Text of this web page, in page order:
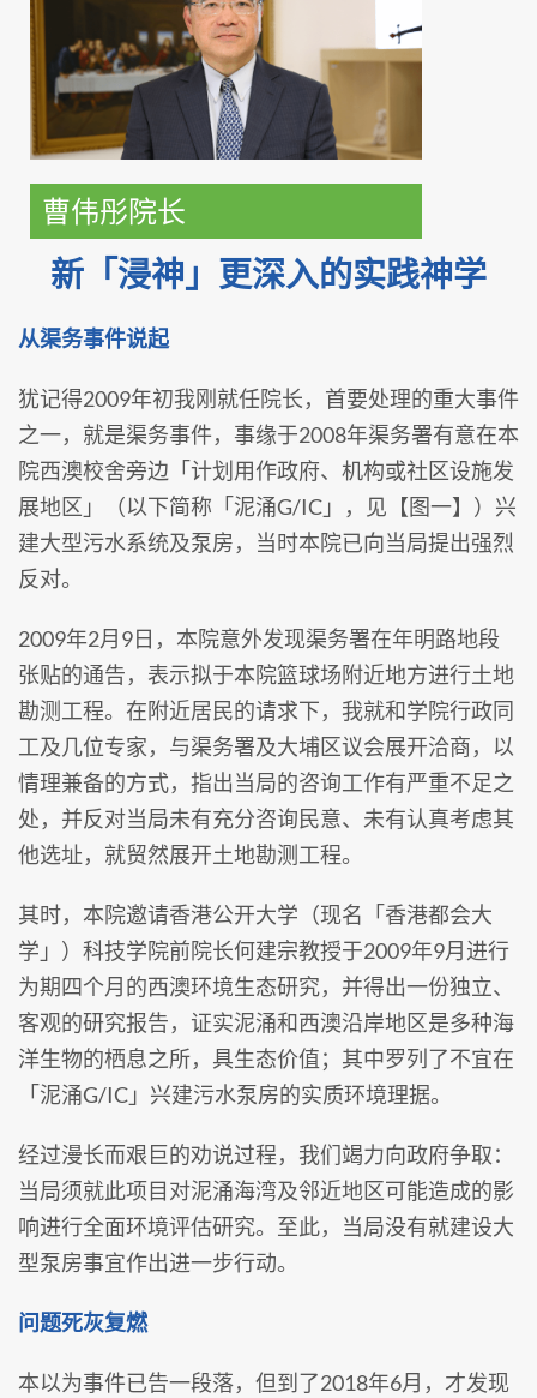
曹伟彤院长
新「浸神」更深入的实践神学
从渠务事件说起
犹记得2009年初我刚就任院长，首要处理的重大事件
之一，就是渠务事件，事缘于2008年渠务署有意在本
院西澳校舍旁边「计划用作政府、机构或社区设施发
展地区」（以下简称「泥涌G/IC」，见【图一】）兴
建大型污水系统及泵房，当时本院已向当局提出强烈
反对。
2009年2月9日，本院意外发现渠务署在年明路地段
张贴的通告，表示拟于本院篮球场附近地方进行土地
勘测工程。在附近居民的请求下，我就和学院行政同
工及几位专家，与渠务署及大埔区议会展开洽商，以
情理兼备的方式，指出当局的咨询工作有严重不足之
处，并反对当局未有充分咨询民意、未有认真考虑其
他选址，就贸然展开土地勘测工程。
其时，本院邀请香港公开大学（现名「香港都会大
学」）科技学院前院长何建宗教授于2009年9月进行
为期四个月的西澳环境生态研究，并得出一份独立、
客观的研究报告，证实泥涌和西澳沿岸地区是多种海
洋生物的栖息之所，具生态价值；其中罗列了不宜在
「泥涌G/IC」兴建污水泵房的实质环境理据。
经过漫长而艰巨的劝说过程，我们竭力向政府争取：
当局须就此项目对泥涌海湾及邻近地区可能造成的影
响进行全面环境评估研究。至此，当局没有就建设大
型泵房事宜作出进一步行动。
问题死灰复燃
本以为事件已告一段落，但到了2018年6月，才发现